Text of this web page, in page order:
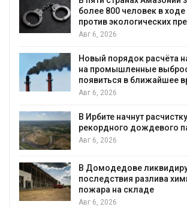
более 800 человек в ходе операции
против экологических преступлений
Авг 6, 2026
Новый порядок расчёта нарушений квот
на промышленные выбросы может
появиться в ближайшее время
Авг 6, 2026
В Ирбите начнут расчистку Ницы после
рекордного дождевого паводка
Авг 6, 2026
В Домодедове ликвидируют
последствия разлива химикатов после
пожара на складе
Авг 6, 2026